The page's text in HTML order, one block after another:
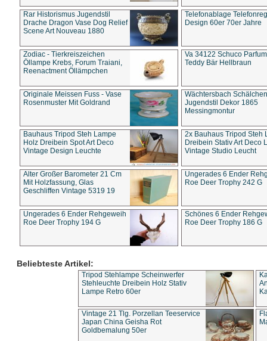
Rar Historismus Jugendstil
Drache Dragon Vase Dog Relief
Scene Art Nouveau 1880
Telefonablage
Design 60er 70er Jahre
Zodiac - Tierkreiszeichen
Öllampe Krebs, Forum Traiani,
Reenactment Öllämpchen
Va 34122 Schuco
Teddy Bär Hellbraun
Originale Meissen Fuss - Vase
Rosenmuster Mit Goldrand
Wächtersbach Schälchen
Jugendstil Dekor 1865
Messingmontur
Bauhaus Tripod Steh Lampe
Holz Dreibein Spot Art Deco
Vintage Design Leuchte
2x Bauhaus Tripod Steh
Dreibein Stativ Art Deco
Vintage Studio Leucht
Alter Großer Barometer 21 Cm
Mit Holzfassung, Glas
Geschliffen Vintage 5319 19
Ungerades 6 Ender
Roe Deer Trophy 242 G
Ungerades 6 Ender Rehgeweih
Roe Deer Trophy 194 G
Schönes 6 Ender
Roe Deer Trophy 186 G
Beliebteste Artikel:
Tripod Stehlampe Scheinwerfer
Stehleuchte Dreibein Holz Stativ
Lampe Retro 60er
Vintage 21 Tlg. Porzellan Teeservice
Japan China Geisha Rot
Goldbemalung 50er